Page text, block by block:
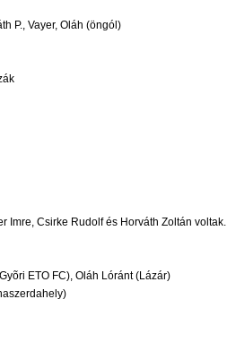
P., Vayer, Oláh (öngól)
Imre, Csirke Rudolf és Horváth Zoltán voltak.
ETO FC), Oláh Lóránt (Lázár)